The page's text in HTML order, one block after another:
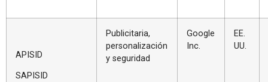
APISID
SAPISID
Publicitaria,
personalización
y seguridad
Google
Inc.
EE.
UU.